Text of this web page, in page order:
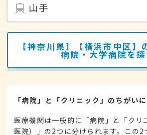
山手
【神奈川県】【横浜市中区】
病院・大学病院を
「病院」と「クリニック」のちがい
医療機関は一般的に「病院」と「クリ
医院）」の2つに分けられます。この2